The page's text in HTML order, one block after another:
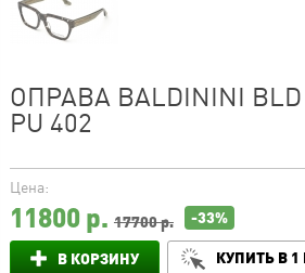
ОПРАВА BALDININI BLD
PU 402
Цена:
11800р. 17700 р. -33%
В КОРЗИНУ КУПИТЬ В 1